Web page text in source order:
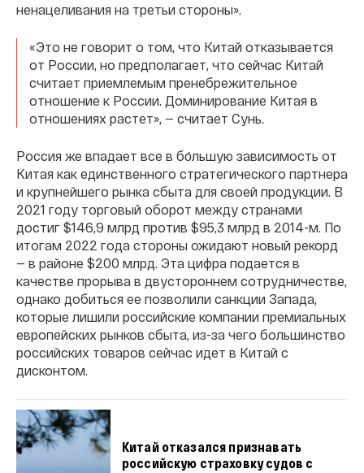
ненацеливания на третьи стороны».
«Это не говорит о том, что Китай отказывается
от России, но предполагает, что сейчас Китай
считает приемлемым пренебрежительное
отношение к России. Доминирование Китая в
отношениях растет», — считает Сунь.
Россия же впадает все в бо́льшую зависимость от
Китая как единственного стратегического партнера
и крупнейшего рынка сбыта для своей продукции. В
2021 году торговый оборот между странами
достиг $146,9 млрд против $95,3 млрд в 2014-м. По
итогам 2022 года стороны ожидают новый рекорд
— в районе $200 млрд. Эта цифра подается в
качестве прорыва в двустороннем сотрудничестве,
однако добиться ее позволили санкции Запада,
которые лишили российские компании премиальных
европейских рынков сбыта, из-за чего большинство
российских товаров сейчас идет в Китай с
дисконтом.
Китай отказался признавать
российскую страховку судов с